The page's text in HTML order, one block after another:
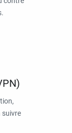
suivre